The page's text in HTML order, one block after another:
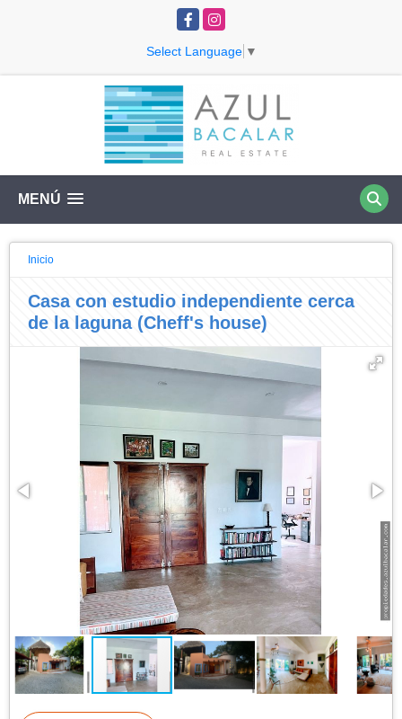
FacebookInstagram
Select Language ▼
MENÚ
Inicio
Casa con estudio independiente cerca
de la laguna (Cheff's house)